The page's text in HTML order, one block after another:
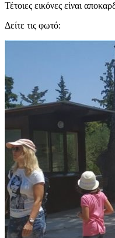
Τέτοιες εικόνες είναι
Δείτε τις φωτό: